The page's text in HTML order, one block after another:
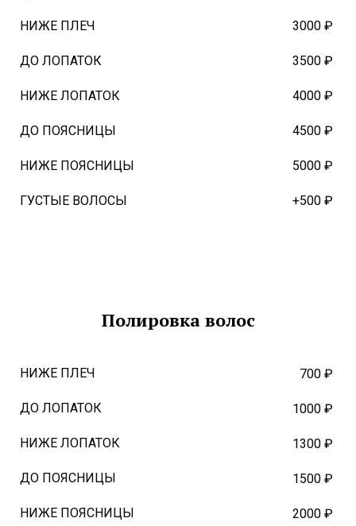
НИЖЕ ПЛЕЧ 3000 ₽
ДО ЛОПАТОК 3500 ₽
НИЖЕ ЛОПАТОК 4000 ₽
ДО ПОЯСНИЦЫ 4500 ₽
НИЖЕ ПОЯСНИЦЫ 5000 ₽
ГУСТЫЕ ВОЛОСЫ +500 ₽
Полировка волос
НИЖЕ ПЛЕЧ 700 ₽
ДО ЛОПАТОК 1000 ₽
НИЖЕ ЛОПАТОК 1300 ₽
ДО ПОЯСНИЦЫ 1500 ₽
НИЖЕ ПОЯСНИЦЫ 2000 ₽